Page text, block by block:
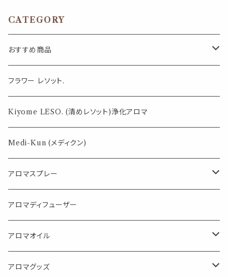
CATEGORY
おすすめ商品
気になる虫対策に
薄荷の香りで体感温度-4℃ !? スースーシリーズ
パロサント
フラワー レソット.
Kiyome LESO. (清めレソット)浄化アロマ
Medi-Kun (メディクン)
アロマスプレー
目的で選ぶ
蒸し暑い夏やリフレッシュに
消臭に（用途：空間や衣服）
FLOWER LESO. フラワレソット
Kiyome LESO. キヨメ レソット
アロマディフューザー
アロマオイル
エッセンシャルオイル
アロマグッズ